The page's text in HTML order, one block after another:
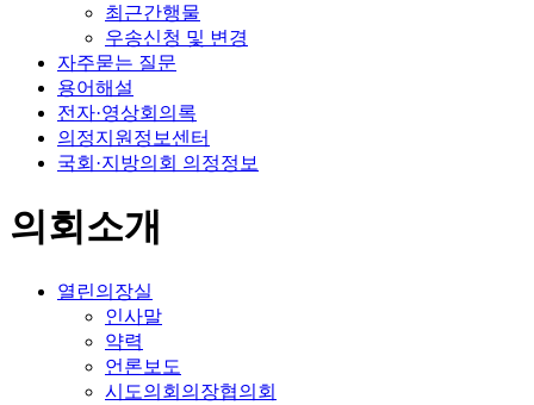
최근간행물
우송신청 및 변경
자주묻는 질문
용어해설
전자·영상회의록
의정지원정보센터
국회·지방의회 의정정보
의회소개
열린의장실
인사말
약력
언론보도
시도의회의장협의회